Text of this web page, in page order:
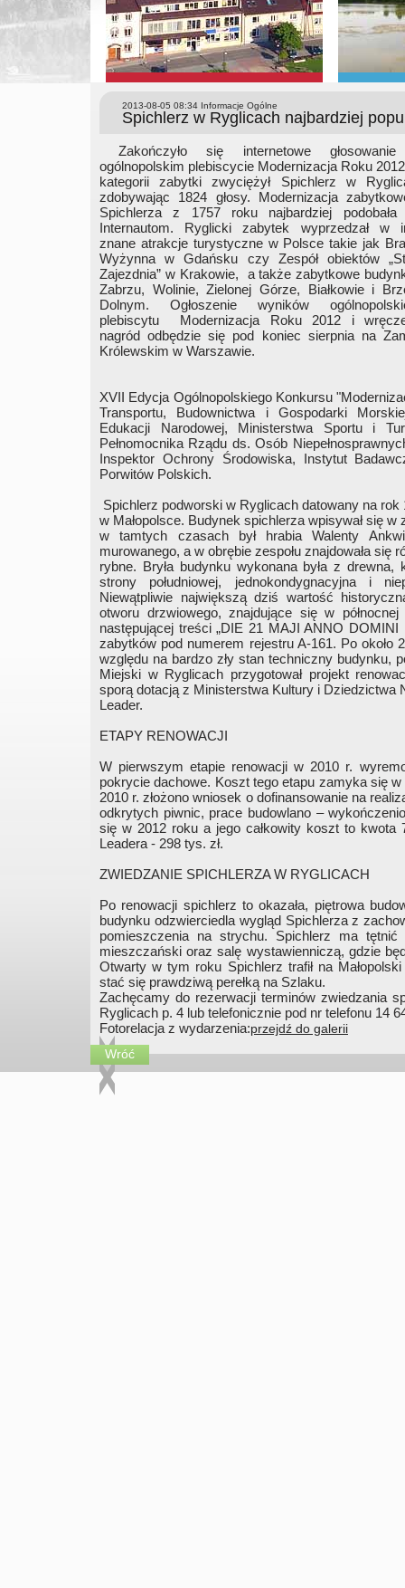
2013-08-05 08:34 Informacje Ogólne
Spichlerz w Ryglicach najbardziej
Zakończyło się internetowe
ogólnopolskim plebiscycie Modernizacja Roku
kategorii zabytki zwyciężył Spichlerz w
zdobywając 1824 głosy. Modernizacja
Spichlerza z 1757 roku najbardziej podobała
Internautom. Ryglicki zabytek wyprzedzał w
znane atrakcje turystyczne w Polsce takie jak
Wyżynna w Gdańsku czy Zespół obiektów
Zajezdnia” w Krakowie, a także zabytkowe
Zabrzu, Wolinie, Zielonej Górze, Białkowie i
Dolnym. Ogłoszenie wyników
plebiscytu Modernizacja Roku 2012 i
nagród odbędzie się pod koniec sierpnia na
Królewskim w Warszawie.
XVII Edycja Ogólnopolskiego Konkursu
Transportu, Budownictwa i Gospodarki
Edukacji Narodowej, Ministerstwa Sportu i
Pełnomocnika Rządu ds. Osób
Inspektor Ochrony Środowiska, Instytut
Porwitów Polskich.
Spichlerz podworski w Ryglicach datowany na
w Małopolsce. Budynek spichlerza wpisywał się
w tamtych czasach był hrabia Walenty
murowanego, a w obrębie zespołu znajdowała
rybne. Bryła budynku wykonana była z
strony południowej, jednokondygnacyjna i
Niewątpliwie największą dziś wartość
otworu drzwiowego, znajdujące się w
następującej treści „DIE 21 MAJI ANNO
zabytków pod numerem rejestru A-161. Po około
względu na bardzo zły stan techniczny budynku,
Miejski w Ryglicach przygotował projekt
sporą dotacją z Ministerstwa Kultury i
Leader.
ETAPY RENOWACJI
W pierwszym etapie renowacji w 2010 r.
pokrycie dachowe. Koszt tego etapu zamyka się
2010 r. złożono wniosek o dofinansowanie na
odkrytych piwnic, prace budowlano –
się w 2012 roku a jego całkowity koszt to
Leadera - 298 tys. zł.
ZWIEDZANIE SPICHLERZA W RYGLICACH
Po renowacji spichlerz to okazała, piętrowa
budynku odzwierciedla wygląd Spichlerza z
pomieszczenia na strychu. Spichlerz ma
mieszczański oraz salę wystawienniczą, gdzie
Otwarty w tym roku Spichlerz trafił na
stać się prawdziwą perełką na Szlaku.
Zachęcamy do rezerwacji terminów zwiedzania
Ryglicach p. 4 lub telefonicznie pod nr telefonu 14
Fotorelacja z wydarzenia:przejdź do galerii
Wróć